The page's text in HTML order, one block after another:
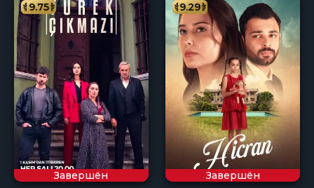
Завершён
9.75
Завершён
9.29